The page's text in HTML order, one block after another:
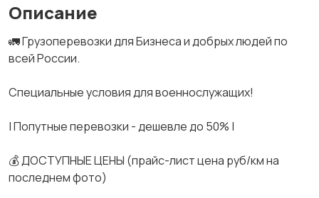
Описание
🚛 Грузоперевозки для Бизнеса и добрых людей по
всей России.
Спeциальные услoвия для вoeнноcлужaщих!
| Попутные перевозки - дешевле до 50% |
💰 ДОСТУПНЫЕ ЦЕНЫ (прайс-лист цена руб/км на
последнем фото)